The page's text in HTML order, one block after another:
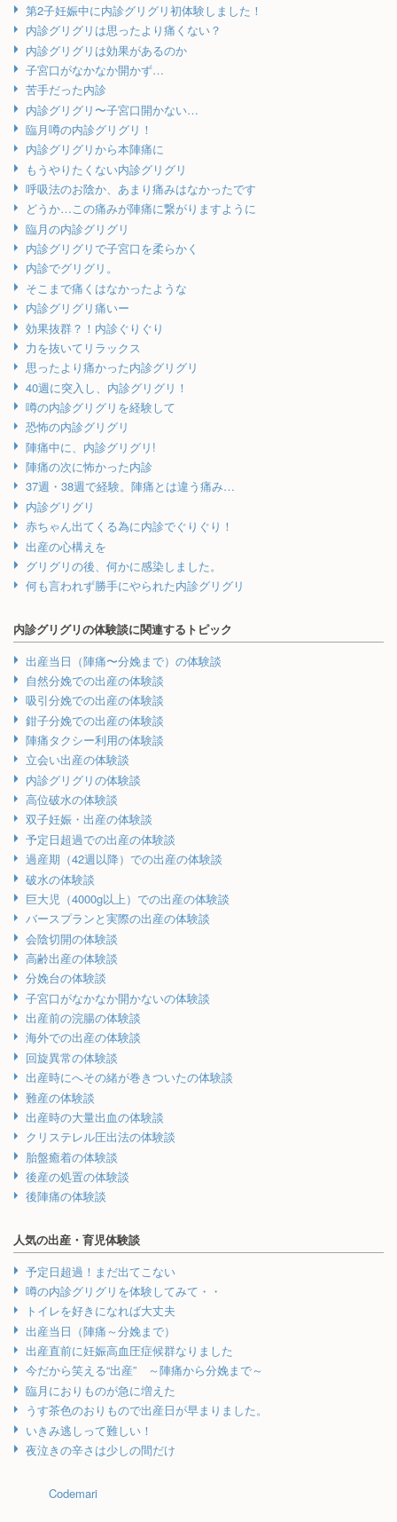
第2子妊娠中に内診グリグリ初体験しました！
内診グリグリは思ったより痛くない？
内診グリグリは効果があるのか
子宮口がなかなか開かず…
苦手だった内診
内診グリグリ〜子宮口開かない…
臨月噂の内診グリグリ！
内診グリグリから本陣痛に
もうやりたくない内診グリグリ
呼吸法のお陰か、あまり痛みはなかったです
どうか…この痛みが陣痛に繋がりますように
臨月の内診グリグリ
内診グリグリで子宮口を柔らかく
内診でグリグリ。
そこまで痛くはなかったような
内診グリグリ痛いー
効果抜群？！内診ぐりぐり
力を抜いてリラックス
思ったより痛かった内診グリグリ
40週に突入し、内診グリグリ！
噂の内診グリグリを経験して
恐怖の内診グリグリ
陣痛中に、内診グリグリ!
陣痛の次に怖かった内診
37週・38週で経験。陣痛とは違う痛み…
内診グリグリ
赤ちゃん出てくる為に内診でぐりぐり！
出産の心構えを
グリグリの後、何かに感染しました。
何も言われず勝手にやられた内診グリグリ
内診グリグリの体験談に関連するトピック
出産当日（陣痛〜分娩まで）の体験談
自然分娩での出産の体験談
吸引分娩での出産の体験談
鉗子分娩での出産の体験談
陣痛タクシー利用の体験談
立会い出産の体験談
内診グリグリの体験談
高位破水の体験談
双子妊娠・出産の体験談
予定日超過での出産の体験談
過産期（42週以降）での出産の体験談
破水の体験談
巨大児（4000g以上）での出産の体験談
バースプランと実際の出産の体験談
会陰切開の体験談
高齢出産の体験談
分娩台の体験談
子宮口がなかなか開かないの体験談
出産前の浣腸の体験談
海外での出産の体験談
回旋異常の体験談
出産時にへその緒が巻きついたの体験談
難産の体験談
出産時の大量出血の体験談
クリステレル圧出法の体験談
胎盤癒着の体験談
後産の処置の体験談
後陣痛の体験談
人気の出産・育児体験談
予定日超過！まだ出てこない
噂の内診グリグリを体験してみて・・
トイレを好きになれば大丈夫
出産当日（陣痛～分娩まで）
出産直前に妊娠高血圧症候群なりました
今だから笑える“出産” ～陣痛から分娩まで～
臨月におりものが急に増えた
うす茶色のおりもので出産日が早まりました。
いきみ逃しって難しい！
夜泣きの辛さは少しの間だけ
Codemari